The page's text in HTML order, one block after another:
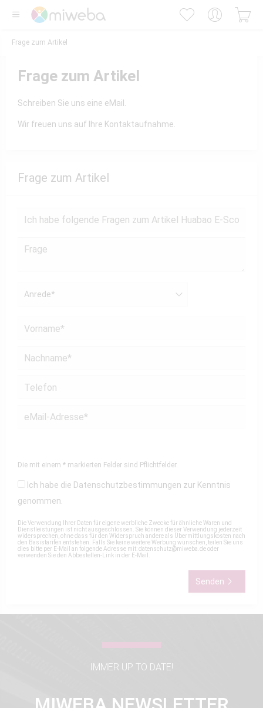
Frage zum Artikel
Frage zum Artikel
Schreiben Sie uns eine eMail.
Wir freuen uns auf Ihre Kontaktaufnahme.
Frage zum Artikel
Die mit einem * markierten Felder sind Pflichtfelder.
Ich habe die Datenschutzbestimmungen zur Kenntnis
genommen.
Die Verwendung Ihrer Daten für eigene werbliche Zwecke für ähnliche Waren und
Dienstleistungen ist nicht ausgeschlossen. Sie können dieser Verwendung jederzeit
widersprechen, ohne dass für den Widerspruch andere als Übermittlungskosten nach
den Basistarifen entstehen. Falls Sie keine weitere Werbung wünschen, teilen Sie uns
dies bitte per E-Mail an folgende Adresse mit: datenschutz@miweba.deoder
verwenden Sie den Abbestellen-Link in der E-Mail.
Senden
IMMER UP TO DATE!